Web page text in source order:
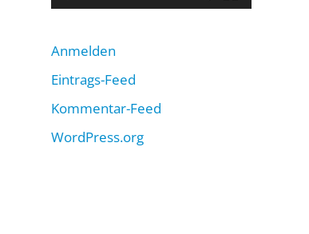
Anmelden
Eintrags-Feed
Kommentar-Feed
WordPress.org